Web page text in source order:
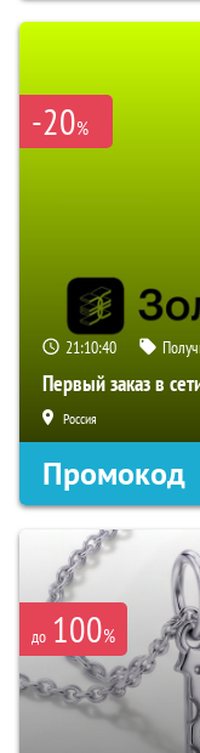
-20%
21:10:39
Первый заказ в
Россия
Промокод
до 100%